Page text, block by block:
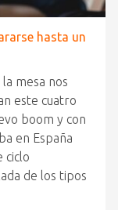
hasta un
mesa nos
este cuatro
boom y con
en España
ciclo
de los tipos